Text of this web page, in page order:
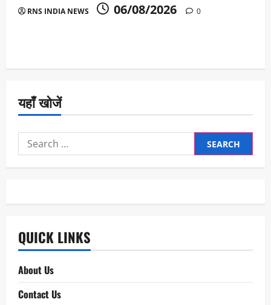
RNS INDIA NEWS 06/08/2026 0
यहाँ खोजें
Search
for:
QUICK LINKS
About Us
Contact Us